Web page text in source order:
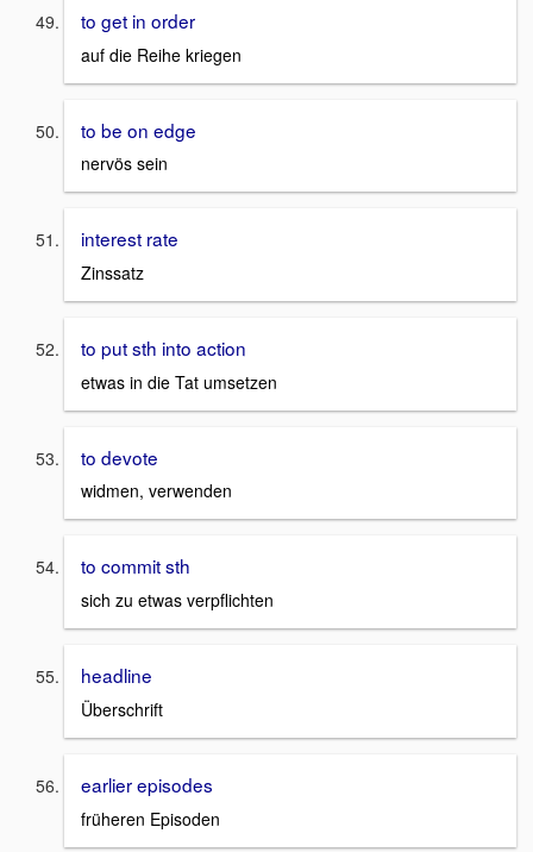
to get in order
auf die Reihe kriegen
to be on edge
nervös sein
interest rate
Zinssatz
to put sth into action
etwas in die Tat umsetzen
to devote
widmen, verwenden
to commit sth
sich zu etwas verpflichten
headline
Überschrift
earlier episodes
früheren Episoden